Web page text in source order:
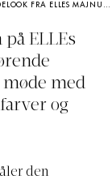
FRA ELLES MAJNUMMER
ELLEs
møde med
og
den